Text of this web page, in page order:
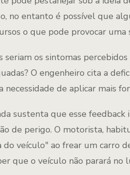
no entanto é possível que
o que pode provocar
seriam os sintomas
O engenheiro cita a
necessidade de aplicar mais
sustenta que esse
de perigo. O motorista,
do veículo" ao frear um carro
que o veículo não parará no